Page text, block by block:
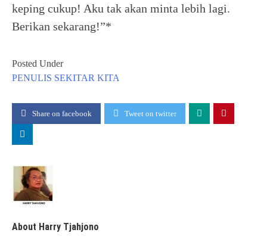
keping cukup! Aku tak akan minta lebih lagi.
Berikan sekarang!”*
Posted Under
PENULIS SEKITAR KITA
Share on facebook Tweet on twitter
About Harry Tjahjono